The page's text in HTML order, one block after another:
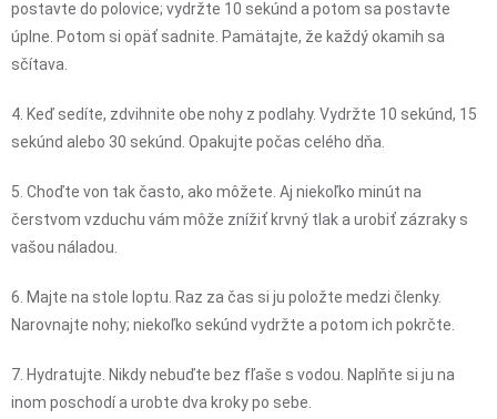
postavte do polovice; vydržte 10 sekúnd a potom sa postavte
úplne. Potom si opäť sadnite. Pamätajte, že každý okamih sa
sčítava.
4. Keď sedíte, zdvihnite obe nohy z podlahy. Vydržte 10 sekúnd, 15
sekúnd alebo 30 sekúnd. Opakujte počas celého dňa.
5. Choďte von tak často, ako môžete. Aj niekoľko minút na
čerstvom vzduchu vám môže znížiť krvný tlak a urobiť zázraky s
vašou náladou.
6. Majte na stole loptu. Raz za čas si ju položte medzi členky.
Narovnajte nohy; niekoľko sekúnd vydržte a potom ich pokrčte.
7. Hydratujte. Nikdy nebuďte bez fľaše s vodou. Naplňte si ju na
inom poschodí a urobte dva kroky po sebe.